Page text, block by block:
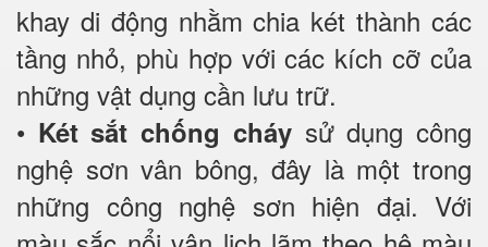
khay di động nhằm chia két thành các
tầng nhỏ, phù hợp với các kích cỡ của
những vật dụng cần lưu trữ.
• Két sắt chống cháysử dụng công
nghệ sơn vân bông, đây là một trong
những công nghệ sơn hiện đại. Với